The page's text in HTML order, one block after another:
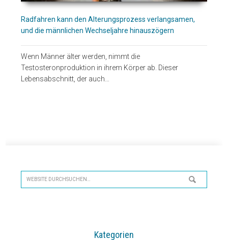
Radfahren kann den Alterungsprozess verlangsamen,
und die männlichen Wechseljahre hinauszögern
Wenn Männer älter werden, nimmt die
Testosteronproduktion in ihrem Körper ab. Dieser
Lebensabschnitt, der auch…
Website
durchsuchen…
Kategorien